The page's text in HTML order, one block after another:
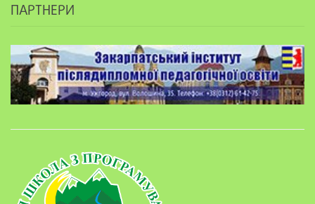
ПАРТНЕРИ